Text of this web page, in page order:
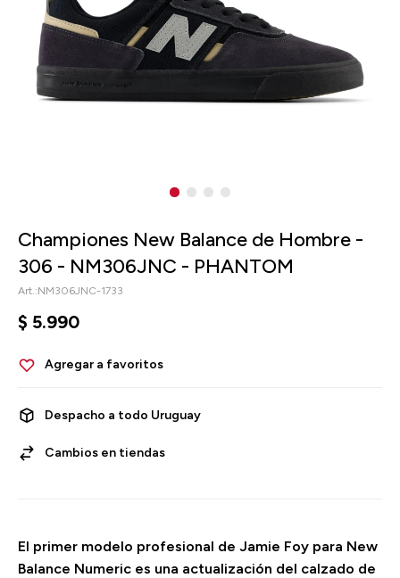
Championes New Balance de Hombre -
306 - NM306JNC - PHANTOM
NM306JNC-1733
$ 5.990
Despacho a todo Uruguay
Cambios en tiendas
El primer modelo profesional de Jamie Foy para New
Balance Numeric es una actualización del calzado de